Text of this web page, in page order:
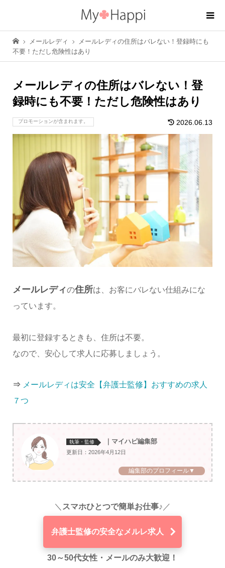
メールレディ
メールレディの住所はバレない！登録時にも
不要！ただし危険性はあり
メールレディの住所はバレない！登
録時にも不要！ただし危険性はあり
2026.06.13
プロモーションが含まれます。
メールレディの住所は、お客にバレない仕組みにな
っています。
最初に登録するときも、住所は不要。
なので、安心して求人に応募しましょう。
⇒ メールレディは安全【弁護士監修】おすすめの求人
７つ
執筆・監修 ｜マイハピ編集部
更新日：2026年4月12日
編集部のプロフィール▼
＼ スマホひとつで簡単お仕事♪ ／
弁護士監修の安全なメルレ求人
30～50代女性・メールのみ大歓迎！